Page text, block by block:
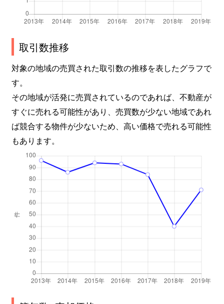
取引数推移
対象の地域の売買された取引数の推移を表したグラフで
す。
その地域が活発に売買されているのであれば、不動産が
すぐに売れる可能性があり、売買数が少ない地域であれ
ば競合する物件が少ないため、高い価格で売れる可能性
もあります。